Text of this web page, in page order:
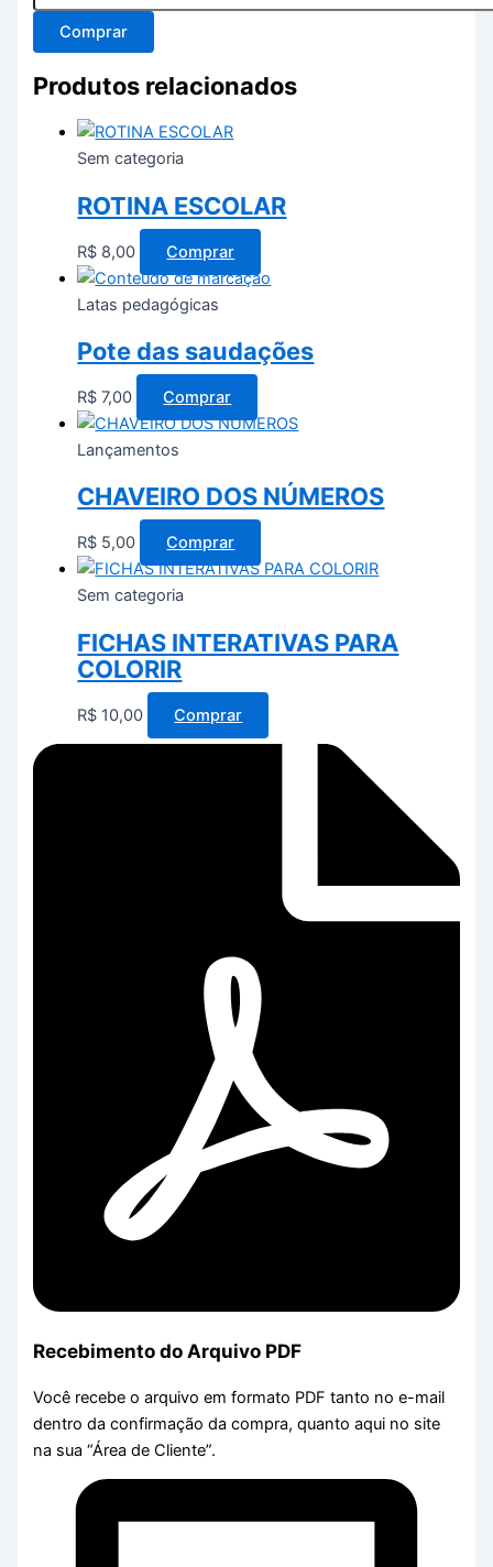
Comprar
Produtos relacionados
Sem categoria
ROTINA ESCOLAR
R$ 8,00 Comprar
Latas pedagógicas
Pote das saudações
R$ 7,00 Comprar
Lançamentos
CHAVEIRO DOS NÚMEROS
R$ 5,00 Comprar
Sem categoria
FICHAS INTERATIVAS PARA
COLORIR
R$ 10,00 Comprar
Recebimento do Arquivo PDF
Você recebe o arquivo em formato PDF tanto no e-mail
dentro da confirmação da compra, quanto aqui no site
na sua “Área de Cliente”.